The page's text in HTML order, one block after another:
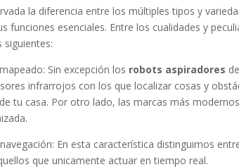
la diferencia entre los múltiples tipos y
funciones esenciales. Entre los cualidades y
siguientes:
Sin excepción los robots aspiradores
infrarrojos con los que localizar cosas y
tu casa. Por otro lado, las marcas más
En esta característica distinguimos
que unicamente actuar en tiempo real.